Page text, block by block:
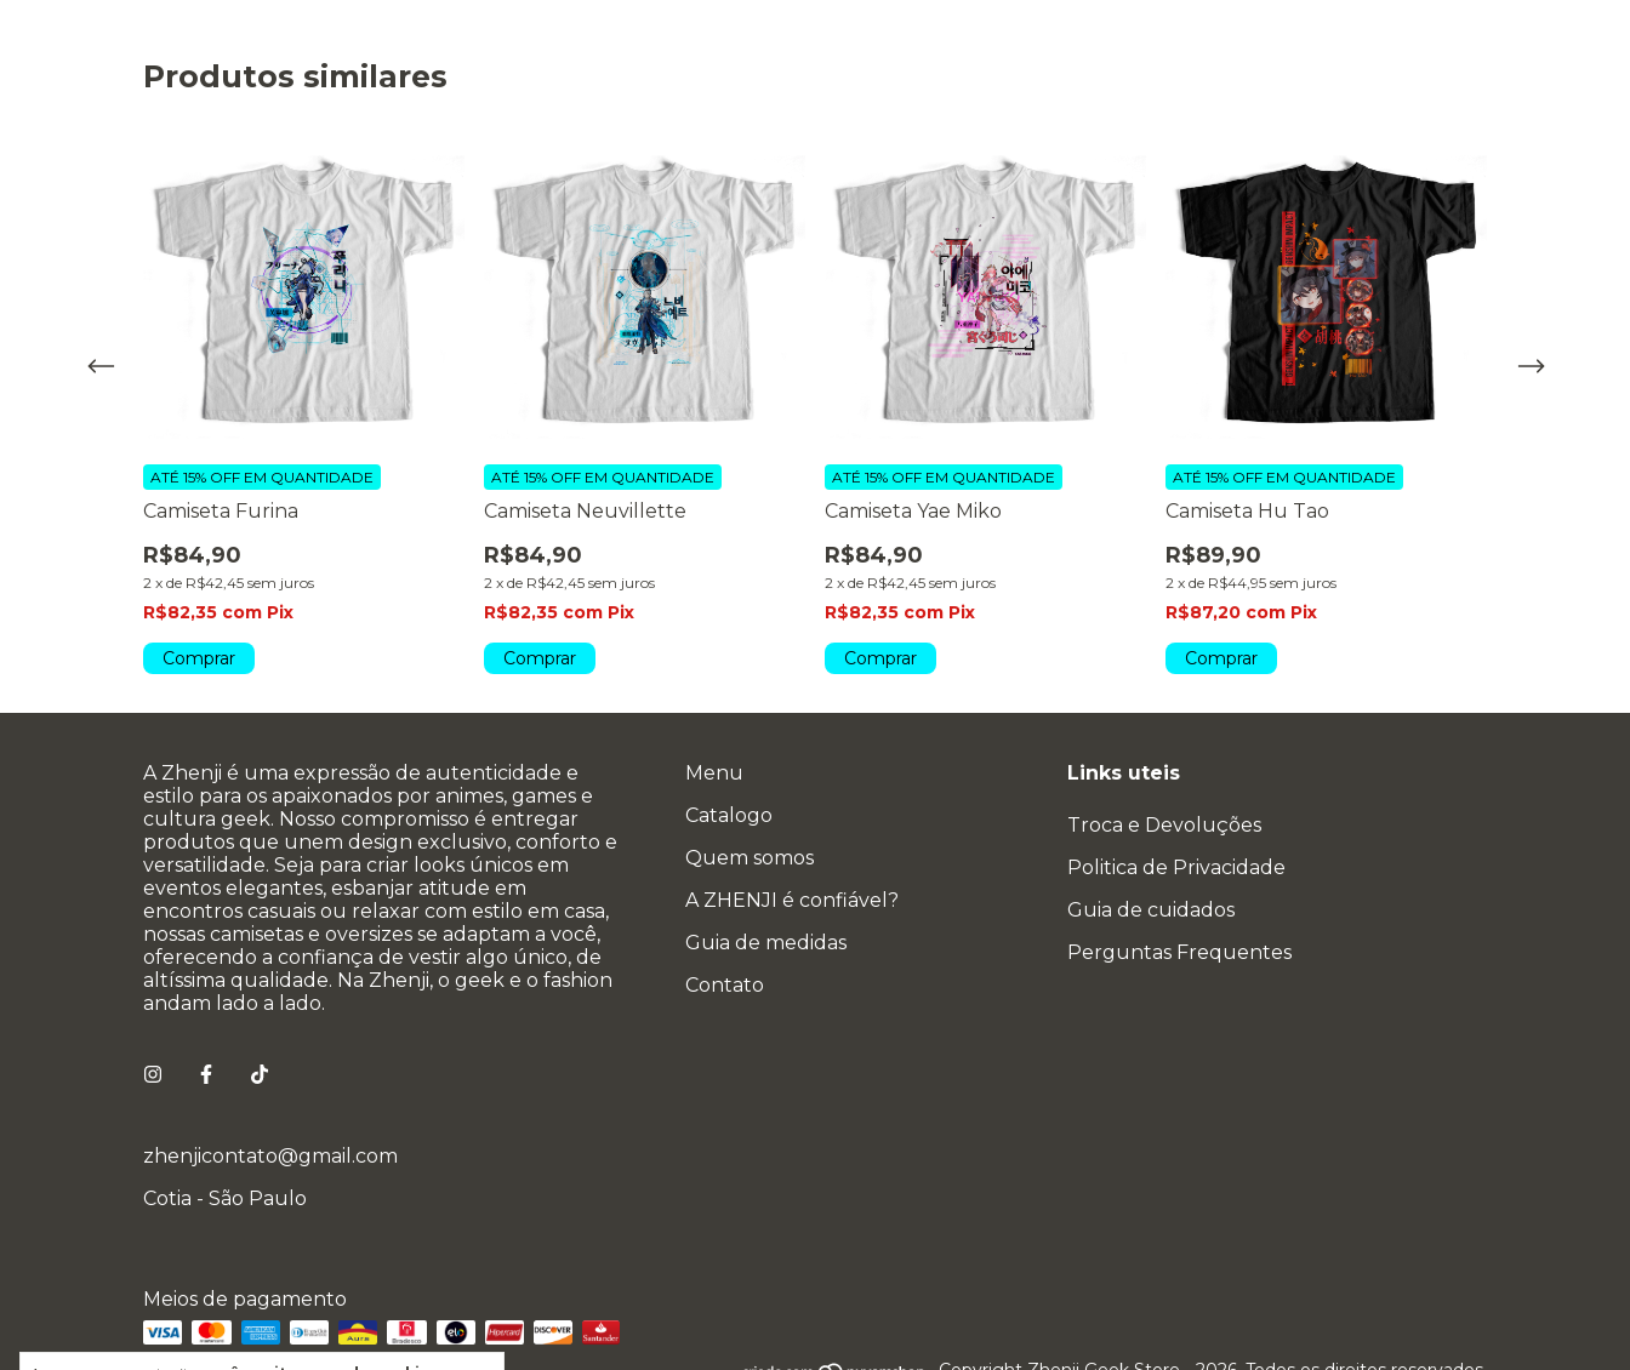
Produtos similares
Camiseta Furina
R$84,90
2 x de R$42,45 sem juros
ATÉ 15% OFF EM QUANTIDADE
R$82,35 com Pix
Comprar
Camiseta Neuvillette
R$84,90
2 x de R$42,45 sem juros
ATÉ 15% OFF EM QUANTIDADE
R$82,35 com Pix
Comprar
Camiseta Yae Miko
R$84,90
2 x de R$42,45 sem juros
ATÉ 15% OFF EM QUANTIDADE
R$82,35 com Pix
Comprar
Camiseta Hu Tao
R$89,90
2 x de R$44,95 sem juros
ATÉ 15% OFF EM QUANTIDADE
R$87,20 com Pix
Comprar
A Zhenji é uma expressão de autenticidade e
estilo para os apaixonados por animes, games e
cultura geek. Nosso compromisso é entregar
produtos que unem design exclusivo, conforto e
versatilidade. Seja para criar looks únicos em
eventos elegantes, esbanjar atitude em
encontros casuais ou relaxar com estilo em casa,
nossas camisetas e oversizes se adaptam a você,
oferecendo a confiança de vestir algo único, de
altíssima qualidade. Na Zhenji, o geek e o fashion
andam lado a lado.
zhenjicontato@gmail.com
Cotia - São Paulo
Menu
Catalogo
Quem somos
A ZHENJI é confiável?
Guia de medidas
Contato
Links uteis
Troca e Devoluções
Politica de Privacidade
Guia de cuidados
Perguntas Frequentes
Meios de pagamento